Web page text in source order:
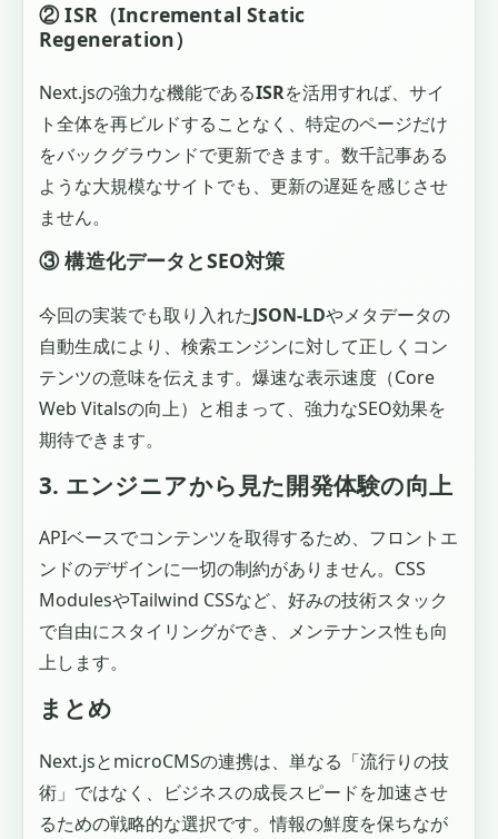
② ISR（Incremental Static
Regeneration）
Next.jsの強力な機能であるISRを活用すれば、サイ
ト全体を再ビルドすることなく、特定のページだけ
をバックグラウンドで更新できます。数千記事ある
ような大規模なサイトでも、更新の遅延を感じさせ
ません。
③ 構造化データとSEO対策
今回の実装でも取り入れたJSON-LDやメタデータの
自動生成により、検索エンジンに対して正しくコン
テンツの意味を伝えます。爆速な表示速度（Core
Web Vitalsの向上）と相まって、強力なSEO効果を
期待できます。
3. エンジニアから見た開発体験の向上
APIベースでコンテンツを取得するため、フロントエ
ンドのデザインに一切の制約がありません。CSS
ModulesやTailwind CSSなど、好みの技術スタック
で自由にスタイリングができ、メンテナンス性も向
上します。
まとめ
Next.jsとmicroCMSの連携は、単なる「流行りの技
術」ではなく、ビジネスの成長スピードを加速させ
るための戦略的な選択です。情報の鮮度を保ちなが